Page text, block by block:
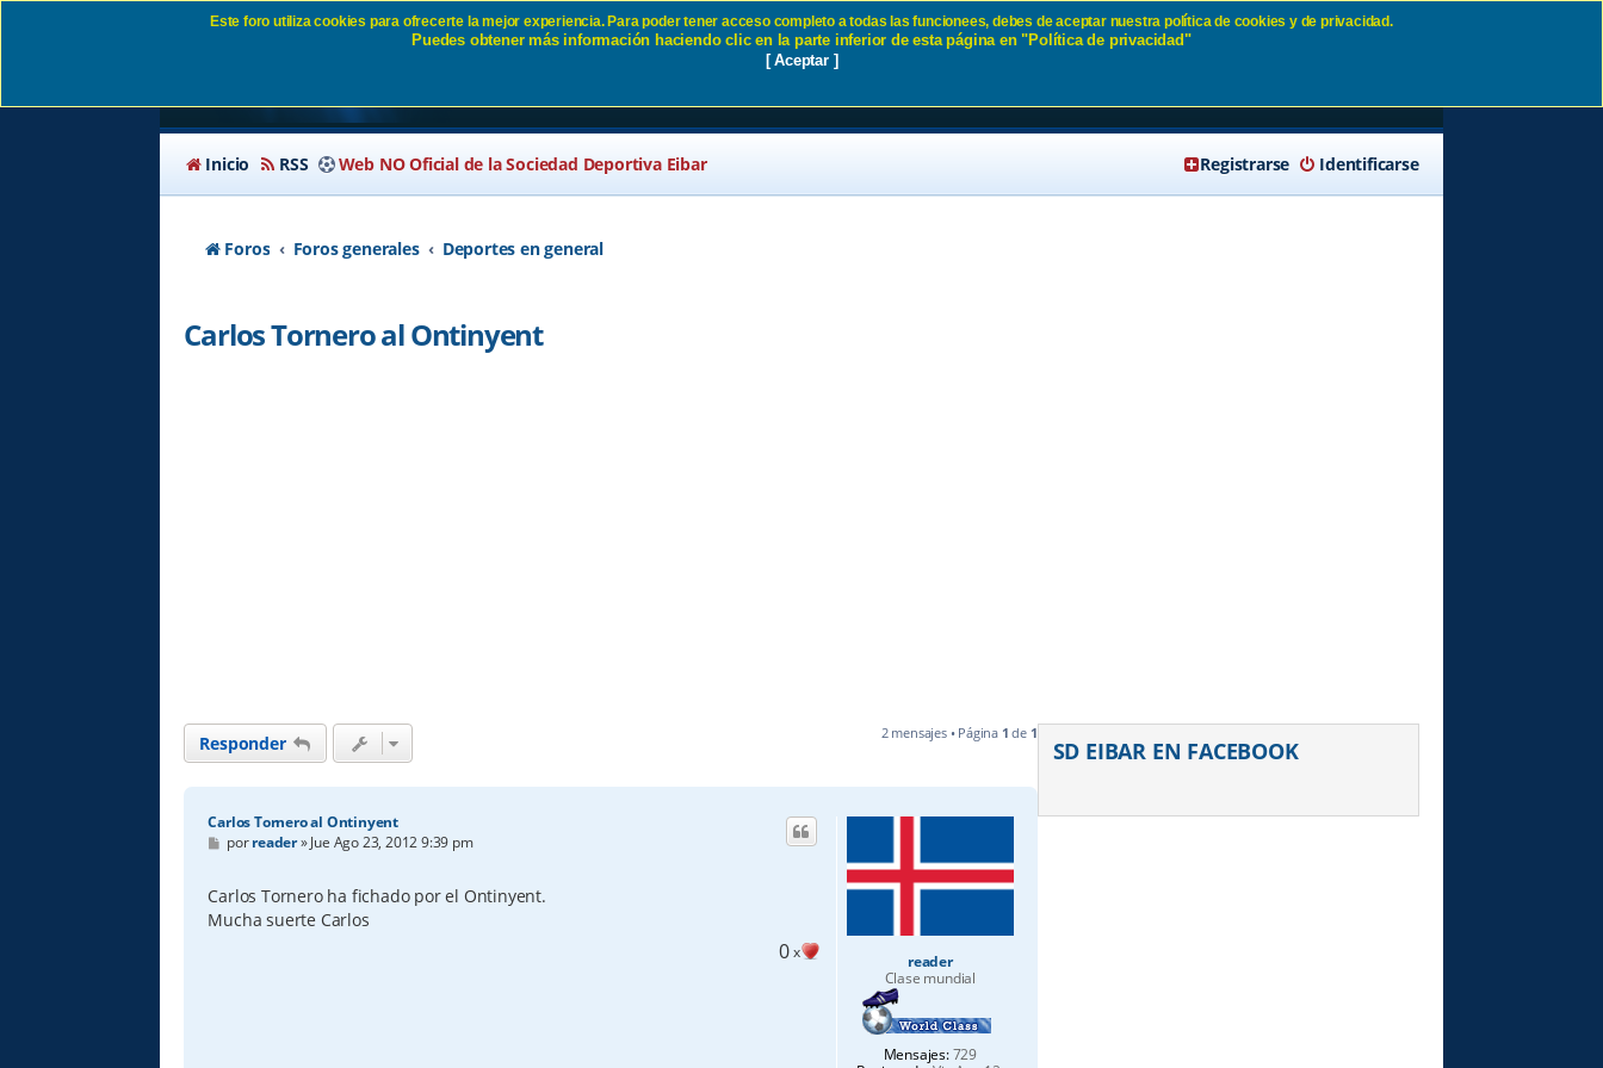
Carlos Tornero al Ontinyent SD Eibar
Inicio RSS Web NO Oficial de la Sociedad Deportiva Eibar Identificarse
Registrarse
Foros Foros generales Deportes en general
Carlos Tornero al Ontinyent
Responder 2 mensajes • Página 1 de 1
reader
Clase mundial
Mensajes:729
Carlos Tornero al Ontinyent
M
e
s
a
j
porreader»Jue Ago 23, 2012 9:39 pm
Carlos Tornero ha fichado por el Ontinyent.
Mucha suerte Carlos
0x
SD EIBAR EN FACEBOOK
Este foro utiliza cookies para ofrecerte la mejor experiencia. Para poder tener acceso completo a todas las funcionees, debes de aceptar nuestra política de cookies y de privacidad.
Puedes obtener más información haciendo clic en la parte inferior de esta página en "Política de privacidad"
[ Aceptar ]